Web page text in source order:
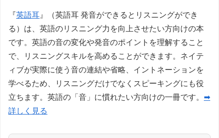
『英語耳 』（英語耳 発音ができるとリスニングができ
る）は、英語のリスニング力を向上させたい方向けの本
です。英語の音の変化や発音のポイントを理解すること
で、リスニングスキルを高めることができます。ネイテ
ィブが実際に使う音の連結や省略、イントネーションを
学べるため、リスニングだけでなくスピーキングにも役
立ちます。英語の「音」に慣れたい方向けの一冊です。 ➡
詳しく見る